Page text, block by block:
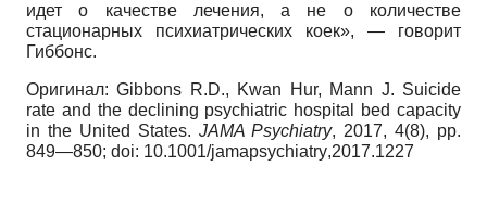
идет о качестве лечения, а не о количестве
стационарных психиатрических коек», — говорит
Гиббонс.
Оригинал:Gibbons R.D., Kwan Hur, Mann J. Suicide
rate and the declining psychiatric hospital bed capacity
in the United States. JAMA Psychiatry, 2017, 4(8), pp.
849—850; doi: 10.1001/jamapsychiatry,2017.1227